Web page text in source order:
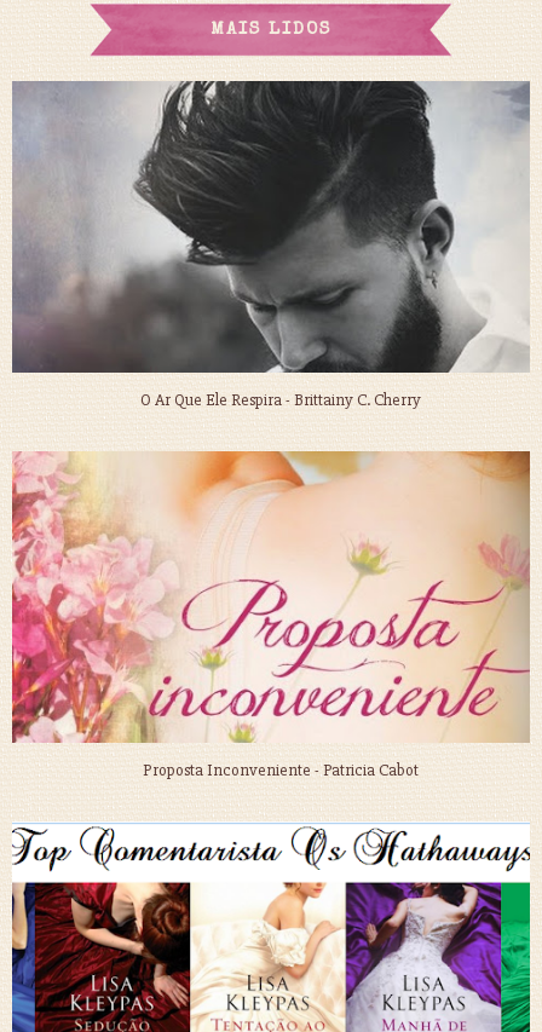
MAIS LIDOS
O Ar Que Ele Respira - Brittainy C. Cherry
Proposta Inconveniente - Patricia Cabot